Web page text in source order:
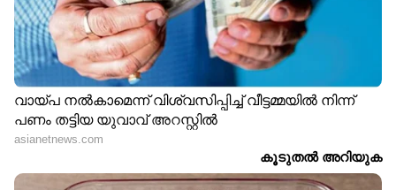
മോഷണം പോയ കേസിലെ
രണ്ടാമത്തെ പ്രതിയും പിടിയിൽ |
Theft | Arrest